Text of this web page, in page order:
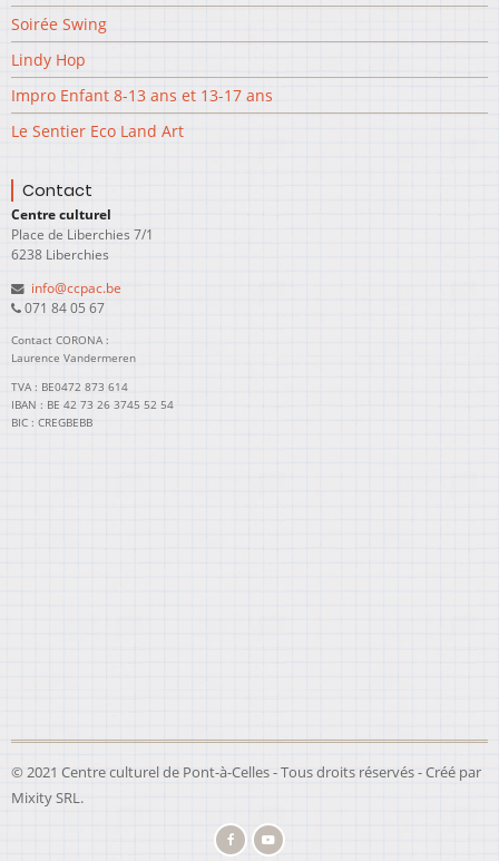
Soirée Swing
Lindy Hop
Impro Enfant 8-13 ans et 13-17 ans
Le Sentier Eco Land Art
Contact
Centre culturel
Place de Liberchies 7/1
6238 Liberchies
info@ccpac.be
071 84 05 67
Contact CORONA :
Laurence Vandermeren
TVA : BE0472 873 614
IBAN : BE 42 73 26 3745 52 54
BIC : CREGBEBB
© 2021 Centre culturel de Pont-à-Celles - Tous droits réservés - Créé par
Mixity SRL.